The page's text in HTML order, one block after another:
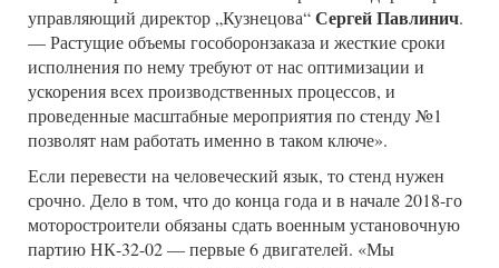
управляющий директор „Кузнецова“Сергей Павлинич.
— Растущие объемы гособоронзаказа и жесткие сроки
исполнения по нему требуют от нас оптимизации и
ускорения всех производственных процессов, и
проведенные масштабные мероприятия по стенду №1
позволят нам работать именно в таком ключе».
Если перевести на человеческий язык, то стенд нужен
срочно. Дело в том, что до конца года и в начале 2018-го
моторостроители обязаны сдать военным установочную
партию НК-32-02 — первые 6 двигателей. «Мы